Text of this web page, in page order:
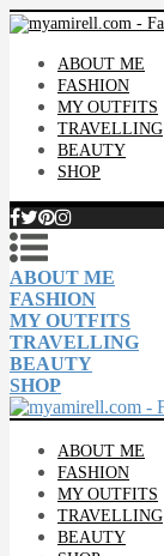
ABOUT ME
FASHION
MY OUTFITS
TRAVELLING
BEAUTY
SHOP
ABOUT ME
FASHION
MY OUTFITS
TRAVELLING
BEAUTY
SHOP
ABOUT ME
FASHION
MY OUTFITS
TRAVELLING
BEAUTY